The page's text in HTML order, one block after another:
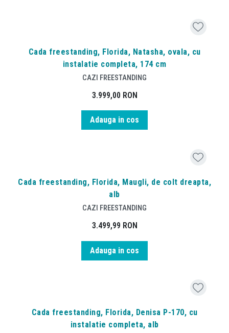
Cada freestanding, Florida, Natasha, ovala, cu
instalatie completa, 174 cm
CAZI FREESTANDING
3.999,00 RON
Adauga in cos
Cada freestanding, Florida, Maugli, de colt dreapta,
alb
CAZI FREESTANDING
3.499,99 RON
Adauga in cos
Cada freestanding, Florida, Denisa P-170, cu
instalatie completa, alb